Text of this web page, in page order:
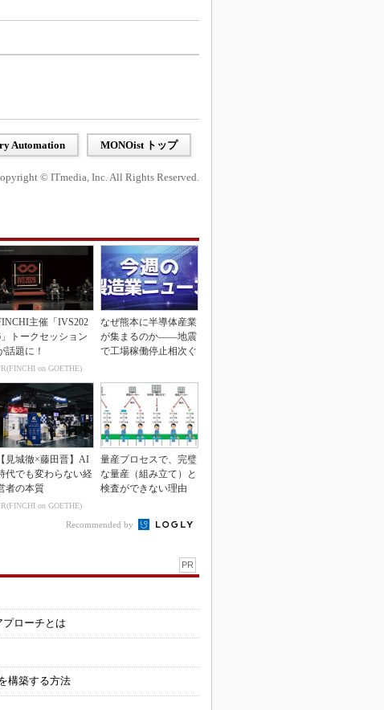
Automation MONOist トップ
© ITmedia, Inc. All Rights Reserved.
主催「IVS202
トークセッション
話題に！
on GOETHE)
なぜ熊本に半導体産業
が集まるのか――地震
で工場稼働停止相次ぐ
【見城徹×藤田晋】AI
代でも変わらない経
者の本質
on GOETHE)
量産プロセスで、完璧
な量産（組み立て）と
検査ができない理由
Recommended by
PR
ローチとは
構築する方法